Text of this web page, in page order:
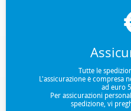
Tutte le
L'assicurazione è compresa
ad euro
Per assicurazioni
spedizione, vi